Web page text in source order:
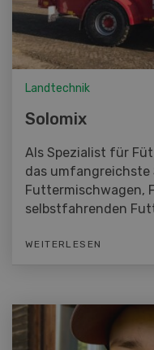
Landtechnik
Solomix
Als Spezialist für
das umfangreichste
Futtermischwagen,
selbstfahrenden
WEITERLESEN